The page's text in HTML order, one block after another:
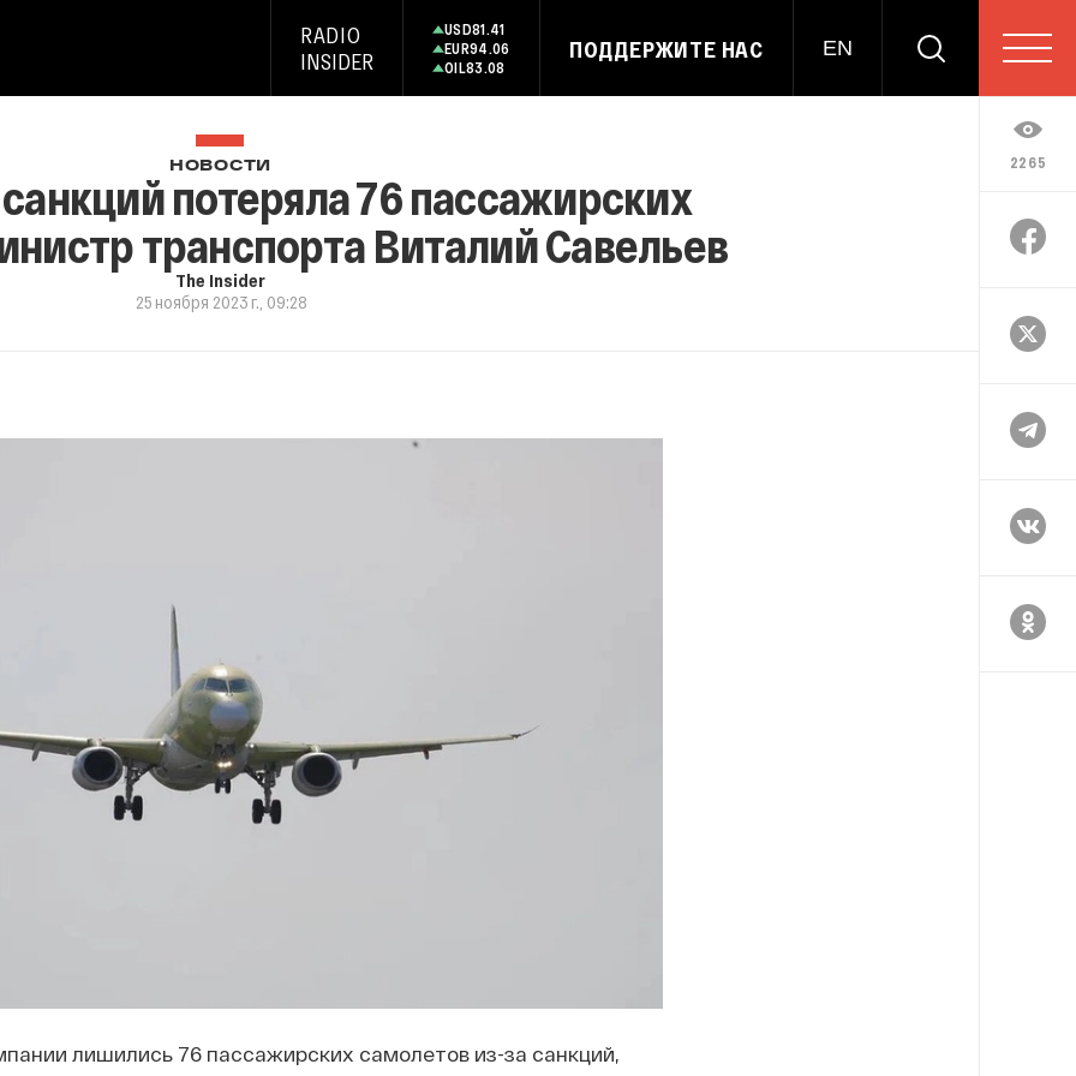
RADIO
INSIDER
USD81.41
EUR94.06
OIL83.08
ПОДДЕРЖИТЕ НАС EN
2265
НОВОСТИ
потеряла 76 пассажирских
транспорта Виталий Савельев
The Insider
25 ноября 2023 г., 09:28
лишились 76 пассажирских самолетов из-за санкций,